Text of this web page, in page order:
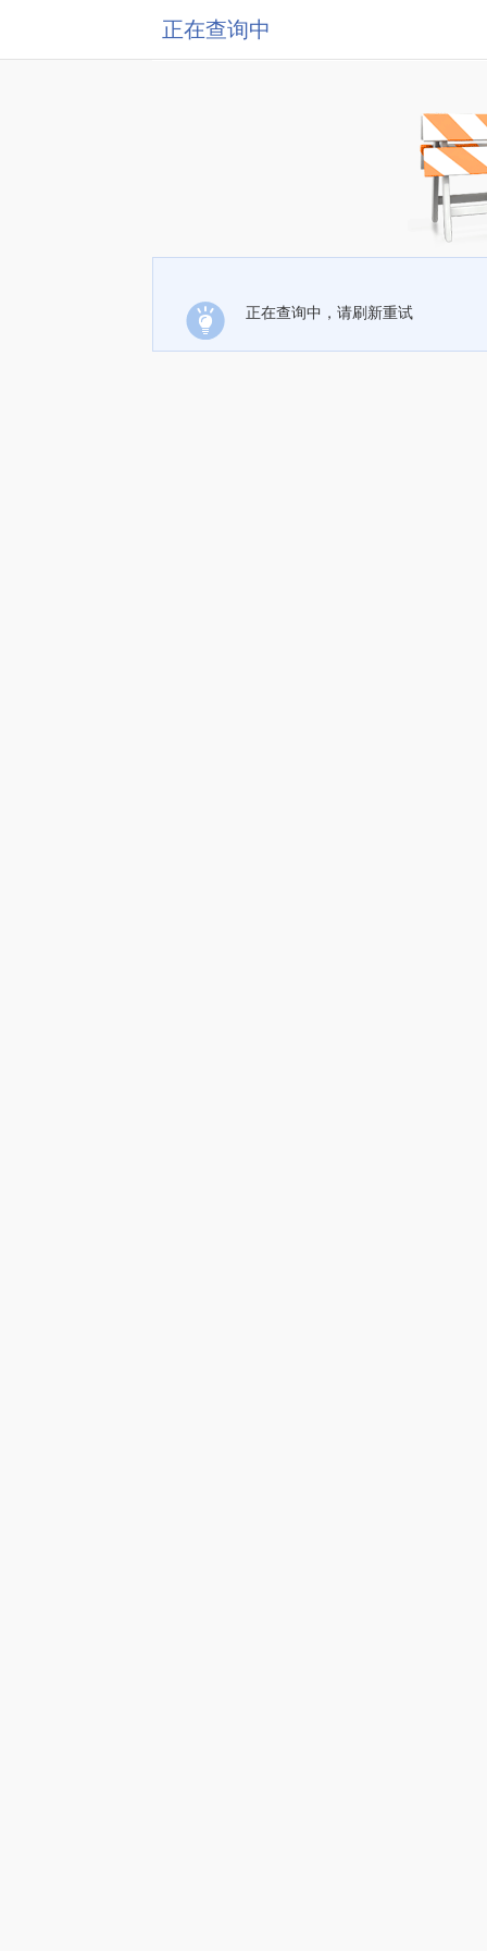
正在查询中
正在查询中，请刷新重试